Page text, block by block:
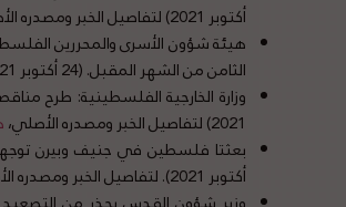
أكتوبر 2021) لتفاصيل الخبر ومصدره الأصلي،
هيئة شؤون الأسرى والمحررين
الثامن من الشهر المقبل. (24 أكتوبر 2021) لتفاصيل الخبر ومصدره الأصلي،
2021) لتفاصيل الخبر ومصدره الأصلي،
أكتوبر 2021). لتفاصيل الخبر ومصدره الأصلي،